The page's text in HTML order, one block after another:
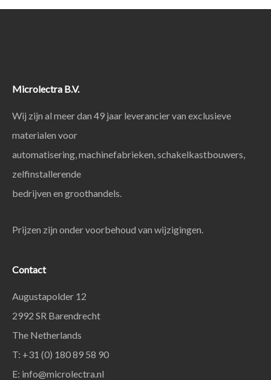
Microlectra B.V.
Wij zijn al meer dan 49 jaar leverancier van exclusieve
materialen voor
automatisering, machinefabrieken, schakelkastbouwers,
zelfinstallerende
bedrijven en groothandels.
Prijzen zijn onder voorbehoud van wijzigingen.
Contact
Augustapolder 12
2992 SR Barendrecht
The Netherlands
T: +31 (0) 180 89 58 90
E: info@microlectra.nl